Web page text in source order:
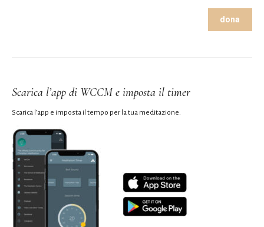
dona
Scarica l’app di WCCM e imposta il timer
Scarica l’app e imposta il tempo per la tua meditazione.